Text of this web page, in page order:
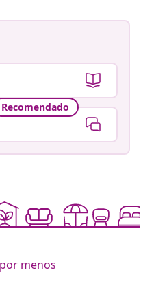
Recomendado
menos